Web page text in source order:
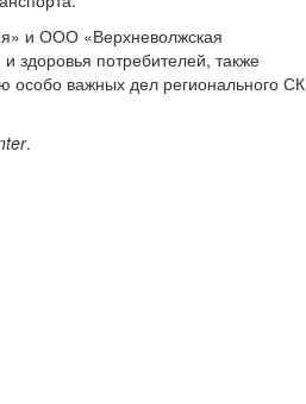
и ООО «Верхневолжская
здоровья потребителей, также
особо важных дел регионального СК
.